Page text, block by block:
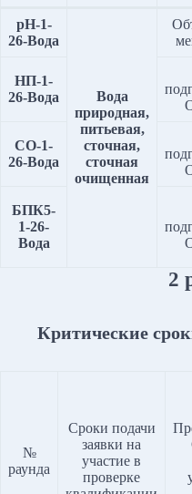
pH-1-
26-Вода
Вода
природная,
питьевая,
сточная,
сточная
очищенная
НП-1-
26-Вода
СО-1-
26-Вода
БПК5-
1-26-
Вода
2
Критические
№
раунда
Сроки подачи
заявки на
участие в
проверке